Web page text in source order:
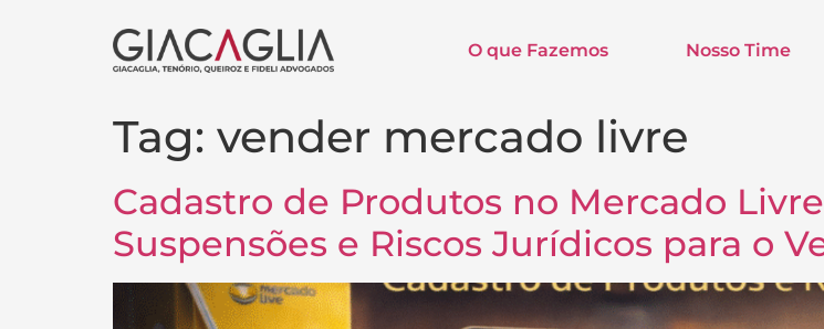
O que Fazemos Nosso Time
Tag: vender mercado livre
Cadastro de Produtos no Mercado
Suspensões e Riscos Jurídicos para o